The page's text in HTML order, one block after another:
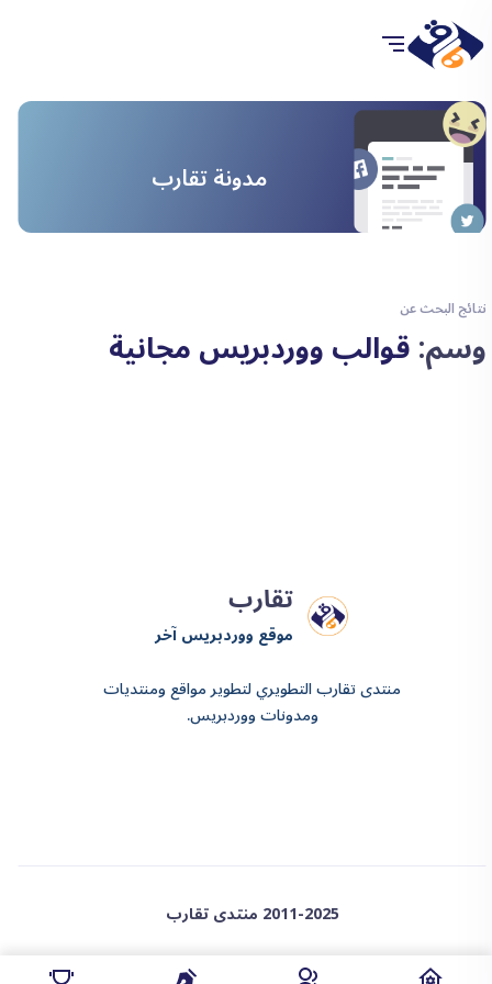
مدونة تقارب
نتائج البحث عن
وسم:قوالب ووردبريس مجانية
تقارب
موقع ووردبريس آخر
منتدى تقارب التطويري لتطوير مواقع ومنتديات
ومدونات ووردبريس.
2011-2025 منتدى تقارب